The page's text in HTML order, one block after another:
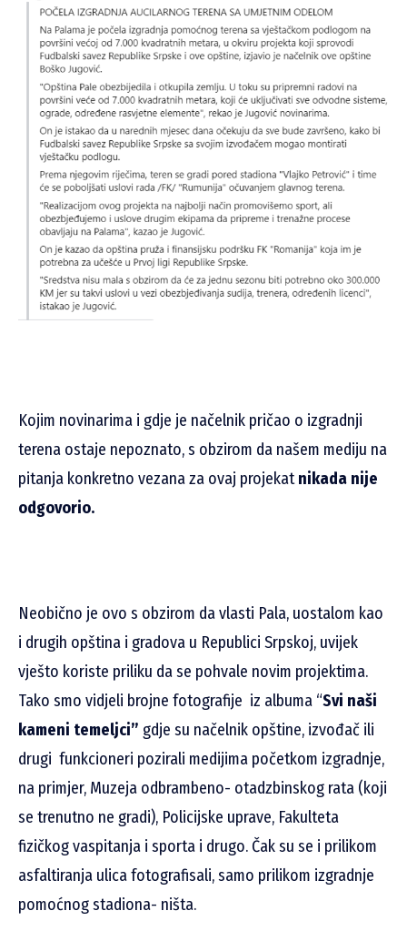
Kojim novinarima i gdje je načelnik pričao o izgradnji
terena ostaje nepoznato, s obzirom da našem mediju na
pitanja konkretno vezana za ovaj projekatnikada nije
odgovorio.
Neobično je ovo s obzirom da vlasti Pala, uostalom kao
i drugih opština i gradova u Republici Srpskoj, uvijek
vješto koriste priliku da se pohvale novim projektima.
Tako smo vidjeli brojne fotografije iz albuma “Svi naši
kameni temeljci” gdje su načelnik opštine, izvođač ili
drugi funkcioneri pozirali medijima početkom izgradnje,
na primjer, Muzeja odbrambeno- otadzbinskog rata (koji
se trenutno ne gradi), Policijske uprave, Fakulteta
fizičkog vaspitanja i sporta i drugo. Čak su se i prilikom
asfaltiranja ulica fotografisali, samo prilikom izgradnje
pomoćnog stadiona- ništa.